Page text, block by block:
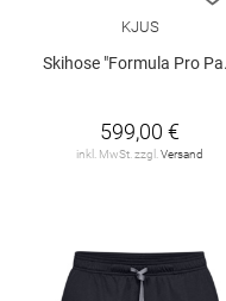
KJUS
Skihose "Formula Pro Pants"
599,00 €
inkl. MwSt. zzgl.Versand